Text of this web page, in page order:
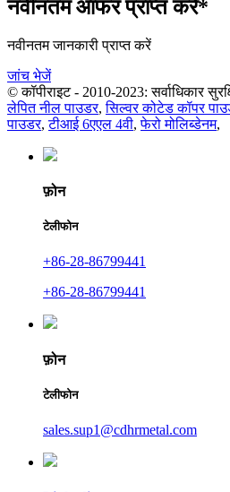
नवीनतम ऑफर प्राप्त करें*
नवीनतम जानकारी प्राप्त करें
जांच भेजें
© कॉपीराइट - 2010-2023: सर्वाधिकार
लेपित नील पाउडर,सिल्वर कोटेड कॉपर
पाउडर,टीआई 6एएल 4वी,फेरो मोलिब्डेनम,
फ़ोन
टेलीफोन
+86-28-86799441
+86-28-86799441
फ़ोन
टेलीफोन
sales.sup1@cdhrmetal.com